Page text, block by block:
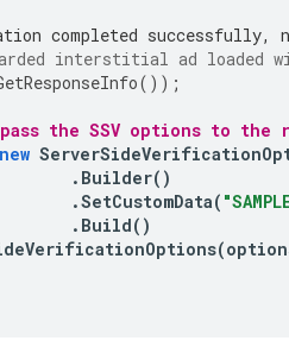
completed successfully,
interstitial ad loaded
());
the SSV options to the
new
. Builder()
.SetCustomData(
. Build()
(